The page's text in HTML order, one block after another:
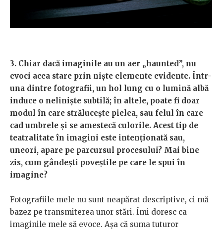
3. Chiar dacă imaginile au un aer „haunted”, nu
evoci acea stare prin niște elemente evidente. Într-
una dintre fotografii, un hol lung cu o lumină albă
induce o neliniște subtilă; în altele, poate fi doar
modul în care strălucește pielea, sau felul în care
cad umbrele și se amestecă culorile. Acest tip de
teatralitate în imagini este intenționată sau,
uneori, apare pe parcursul procesului? Mai bine
zis, cum gândești poveștile pe care le spui în
imagine?
Fotografiile mele nu sunt neapărat descriptive, ci mă
bazez pe transmiterea unor stări. Îmi doresc ca
imaginile mele să evoce. Așa că suma tuturor